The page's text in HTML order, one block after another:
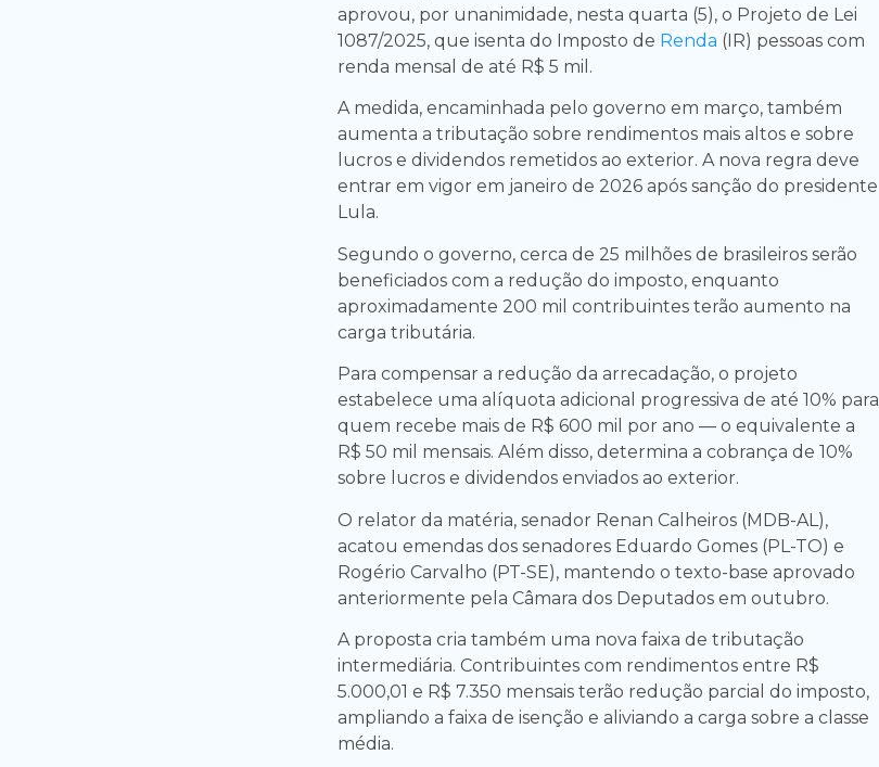
aprovou, por unanimidade, nesta quarta (5), o Projeto de Lei
1087/2025, que isenta do Imposto de Renda (IR) pessoas com
renda mensal de até R$ 5 mil.
A medida, encaminhada pelo governo em março, também
aumenta a tributação sobre rendimentos mais altos e sobre
lucros e dividendos remetidos ao exterior. A nova regra deve
entrar em vigor em janeiro de 2026 após sanção do presidente
Lula.
Segundo o governo, cerca de 25 milhões de brasileiros serão
beneficiados com a redução do imposto, enquanto
aproximadamente 200 mil contribuintes terão aumento na
carga tributária.
Para compensar a redução da arrecadação, o projeto
estabelece uma alíquota adicional progressiva de até 10% para
quem recebe mais de R$ 600 mil por ano — o equivalente a
R$ 50 mil mensais. Além disso, determina a cobrança de 10%
sobre lucros e dividendos enviados ao exterior.
O relator da matéria, senador Renan Calheiros (MDB-AL),
acatou emendas dos senadores Eduardo Gomes (PL-TO) e
Rogério Carvalho (PT-SE), mantendo o texto-base aprovado
anteriormente pela Câmara dos Deputados em outubro.
A proposta cria também uma nova faixa de tributação
intermediária. Contribuintes com rendimentos entre R$
5.000,01 e R$ 7.350 mensais terão redução parcial do imposto,
ampliando a faixa de isenção e aliviando a carga sobre a classe
média.